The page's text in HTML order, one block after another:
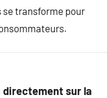
se transforme pour
directement sur la